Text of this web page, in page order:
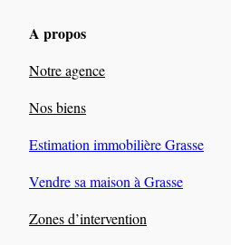
A propos
Notre agence
Nos biens
Estimation immobilière Grasse
Vendre sa maison à Grasse
Zones d’intervention